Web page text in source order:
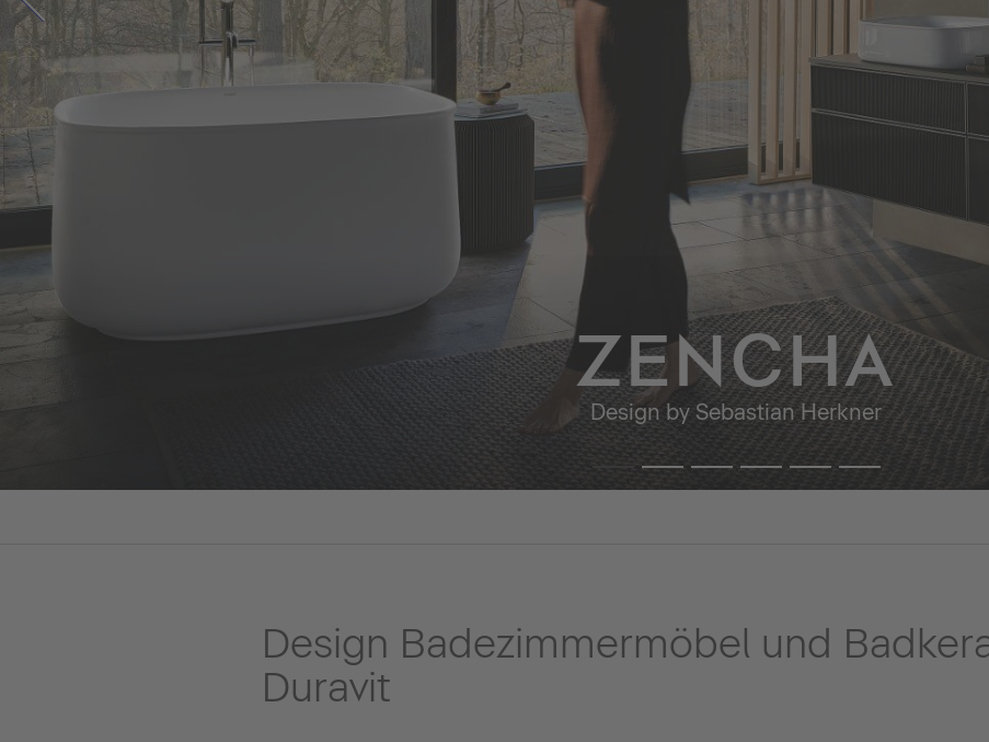
ZENCHA
Design by Sebastian Herkner
Design Badezimmermöbel und
Duravit